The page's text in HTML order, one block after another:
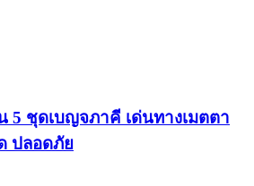
5​ ชุดเบญจ​ภาคี​ เด่นทางเมตตา​
ปลอดภัย​